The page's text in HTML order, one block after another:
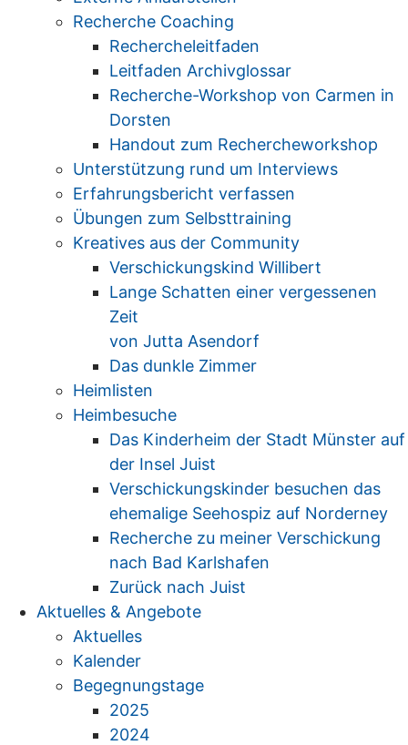
Recherche Coaching
Rechercheleitfaden
Leitfaden Archivglossar
Recherche-Workshop von Carmen in
Dorsten
Handout zum Rechercheworkshop
Unterstützung rund um Interviews
Erfahrungsbericht verfassen
Übungen zum Selbsttraining
Kreatives aus der Community
Verschickungskind Willibert
Lange Schatten einer vergessenen
Zeit
von Jutta Asendorf
Das dunkle Zimmer
Heimlisten
Heimbesuche
Das Kinderheim der Stadt Münster auf
der Insel Juist
Verschickungskinder besuchen das
ehemalige Seehospiz auf Norderney
Recherche zu meiner Verschickung
nach Bad Karlshafen
Zurück nach Juist
Aktuelles & Angebote
Aktuelles
Kalender
Begegnungstage
2025
2024